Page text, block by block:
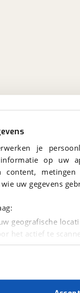
je
informatie op
content,
uw gegevens
geografische
het actief te
gegevens worden
zorgen we